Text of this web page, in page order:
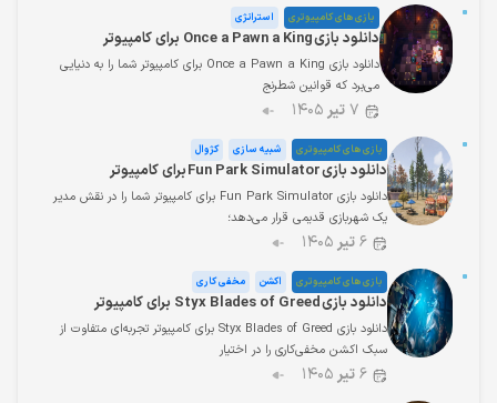
بازی های کامپیوتری استراتژی
دانلود بازی Once a Pawn a King برای کامپیوتر
دانلود بازی Once a Pawn a King برای کامپیوتر شما را به دنیایی
می‌برد که قوانین شطرنج
۷ تیر ۱۴۰۵
بازی های کامپیوتری شبیه سازی کژوال
دانلود بازی Fun Park Simulator برای کامپیوتر
دانلود بازی Fun Park Simulator برای کامپیوتر شما را در نقش مدیر
یک شهربازی قدیمی قرار می‌دهد؛
۶تیر۱۴۰۵
بازی های کامپیوتری اکشن مخفی کاری
دانلود بازی Styx Blades of Greed برای کامپیوتر
دانلود بازی Styx Blades of Greed برای کامپیوتر تجربه‌ای متفاوت از
سبک اکشن مخفی‌کاری را در اختیار
۶تیر۱۴۰۵